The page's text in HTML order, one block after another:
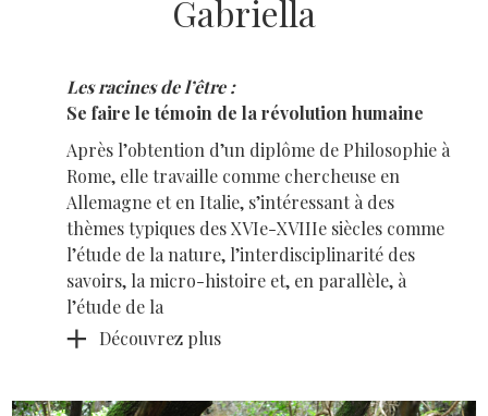
Gabriella
Les racines de l’être :
Se faire le témoin de la révolution humaine
Après l’obtention d’un diplôme de Philosophie à
Rome, elle travaille comme chercheuse en
Allemagne et en Italie, s’intéressant à des
thèmes typiques des XVIe-XVIIIe siècles comme
l’étude de la nature, l’interdisciplinarité des
savoirs, la micro-histoire et, en parallèle, à
l’étude de la
Découvrez plus